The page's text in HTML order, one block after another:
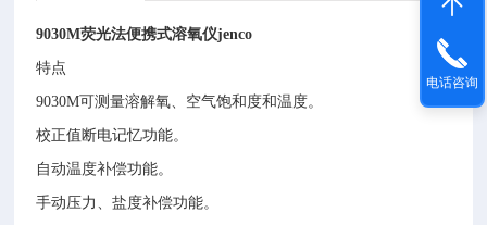
9030M荧光法便携式溶氧仪jenco
特点
9030M可测量溶解氧、空气饱和度和温度。
校正值断电记忆功能。
自动温度补偿功能。
手动压力、盐度补偿功能。
电话咨询